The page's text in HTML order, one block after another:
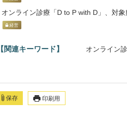
オンライン診療「D to P with D」、対
経営
【関連キーワード】 オンライン
保存 印刷用